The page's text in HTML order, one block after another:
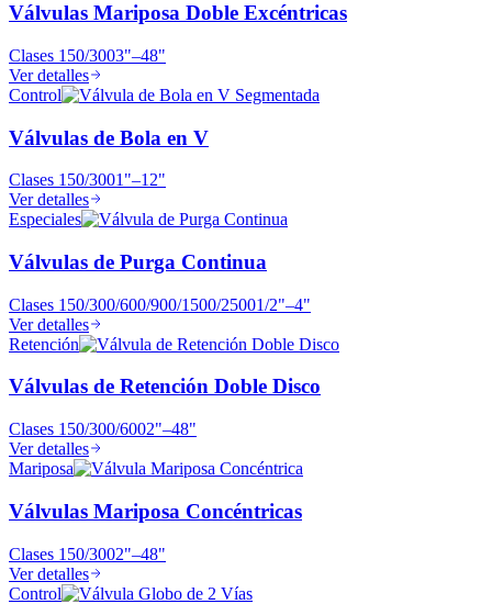
Válvulas Mariposa Doble Excéntricas
Clases 150/3003"–48"
Ver detalles
Control
Válvulas de Bola en V
Clases 150/3001"–12"
Ver detalles
Especiales
Válvulas de Purga Continua
Clases 150/300/600/900/1500/25001/2"–4"
Ver detalles
Retención
Válvulas de Retención Doble Disco
Clases 150/300/6002"–48"
Ver detalles
Mariposa
Válvulas Mariposa Concéntricas
Clases 150/3002"–48"
Ver detalles
Control